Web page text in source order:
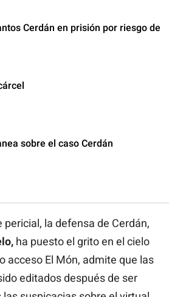
Cerdán en prisión por riesgo de
sobre el caso Cerdán
la defensa de Cerdán,
ha puesto el grito en el cielo
acceso El Món, admite que las
editados después de ser